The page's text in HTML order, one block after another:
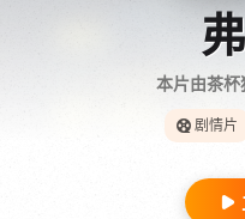
本片由茶
剧情片